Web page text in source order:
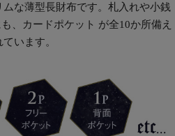
な薄型長財布です。札入れや小銭
、カードポケット が全10か所備え
ています。